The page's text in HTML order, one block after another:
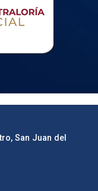
San Juan del